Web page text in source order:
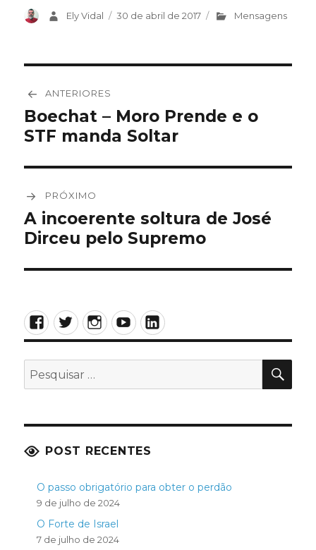
AutorEly Vidal
Publicado
30 de abril de 2017 Categorias
Mensagens
de
Post
ANTERIORES
Post
anterior:
Boechat – Moro Prende e o
STF manda Soltar
PRÓXIMO
Próximo
post:
A incoerente soltura de José
Dirceu pelo Supremo
Facebook
TwitterInstagram
YouTubeLinkedIn
Pesquisar
POST RECENTES
O passo obrigatório para obter o perdão
9 de julho de 2024
O Forte de Israel
7 de julho de 2024